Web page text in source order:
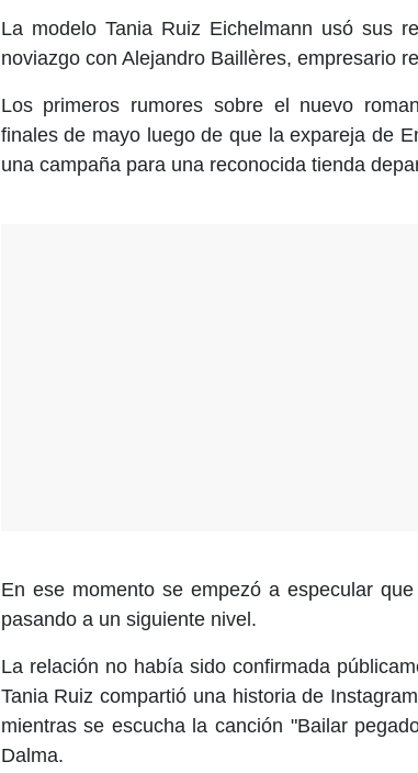
La modelo Tania Ruiz Eichelmann usó sus
noviazgo con Alejandro Baillères, empresario
Los primeros rumores sobre el nuevo
finales de mayo luego de que la expareja de
una campaña para una reconocida tienda
En ese momento se empezó a especular
pasando a un siguiente nivel.
La relación no había sido confirmada
Tania Ruiz compartió una historia de
mientras se escucha la canción "Bailar
Dalma.